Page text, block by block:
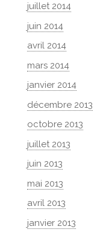
juillet 2014
juin 2014
avril 2014
mars 2014
janvier 2014
décembre 2013
octobre 2013
juillet 2013
juin 2013
mai 2013
avril 2013
janvier 2013